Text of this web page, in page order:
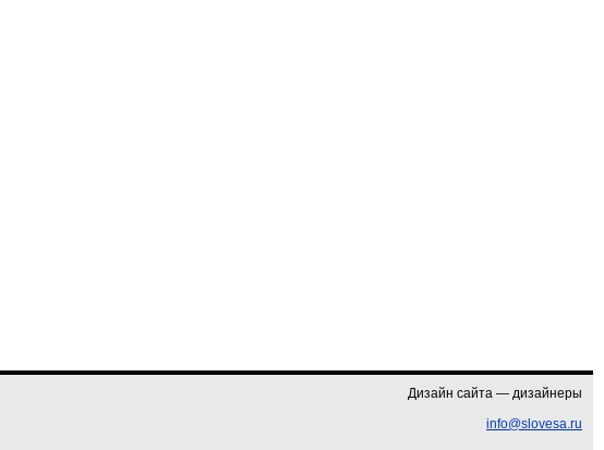
Дизайн сайта — дизайнеры
info@slovesa.ru